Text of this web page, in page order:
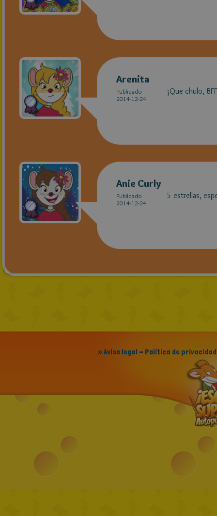
Arenita
Publicado
2014-12-24
¡Que chulo,
Anie Curly
Publicado
2014-12-24
5 estrellas,
» Aviso legal - Política de privacidad